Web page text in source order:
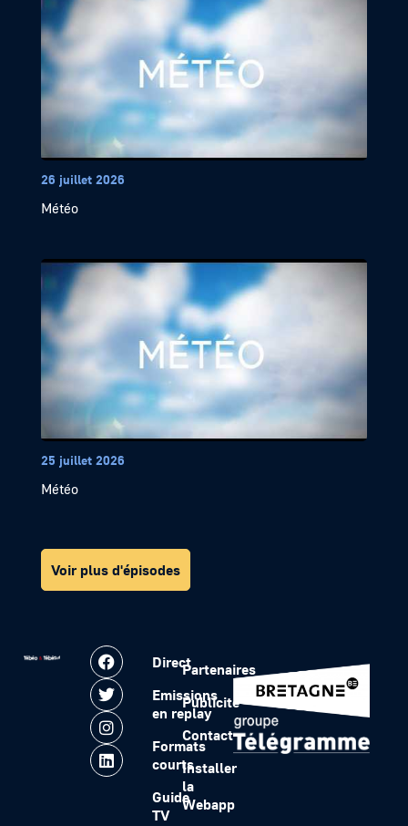
26 juillet 2026
Météo
25 juillet 2026
Météo
Voir plus d'épisodes
Direct
Emissions
en replay
Formats
courts
Guide
TV
Partenaires
Publicité
Contact
Installer
la
Webapp